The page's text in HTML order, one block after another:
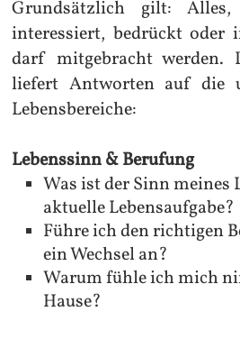
Grundsätzlich gilt:
interessiert, bedrückt oder
darf mitgebracht werden.
liefert Antworten auf die
Lebensbereiche:
Lebenssinn & Berufung
Was ist der Sinn meines
aktuelle Lebensaufgabe?
Führe ich den richtigen
ein Wechsel an?
Warum fühle ich mich
Hause?